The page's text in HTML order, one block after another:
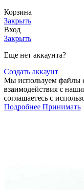
Корзина
Закрыть
Вход
Закрыть
Еще нет аккаунта?
Создать аккаунт
Мы используем файлы
взаимодействия с
соглашаетесь с
Подробнее Принимать